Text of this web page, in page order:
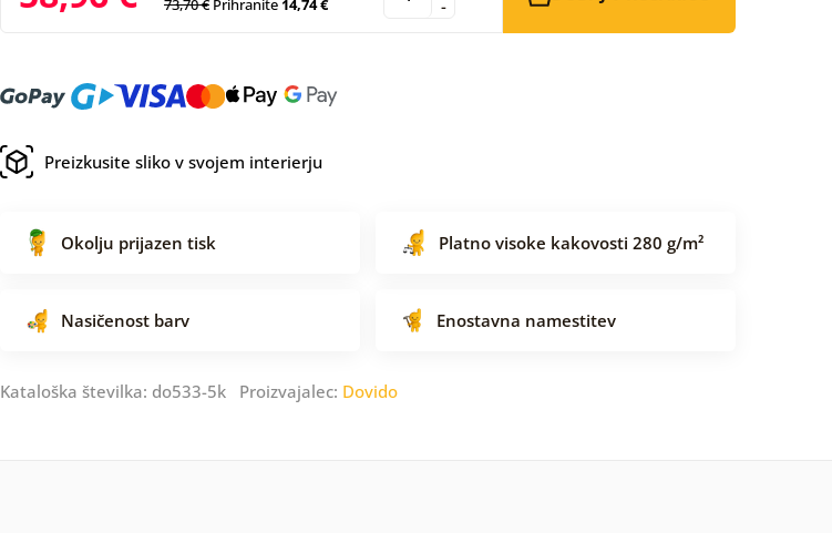
73,70 € Prihranite 14,74 € -
Preizkusite sliko v svojem interierju
Okolju prijazen tisk Platno visoke kakovosti 280 g/m²
Nasičenost barv Enostavna namestitev
Kataloška številka: do533-5k Proizvajalec: Dovido